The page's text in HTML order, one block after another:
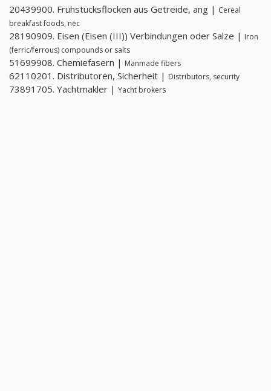
20439900. Frühstücksflocken aus Getreide, ang | Cereal
breakfast foods, nec
28190909. Eisen (Eisen (III)) Verbindungen oder Salze | Iron
(ferric/ferrous) compounds or salts
51699908. Chemiefasern | Manmade fibers
62110201. Distributoren, Sicherheit | Distributors, security
73891705. Yachtmakler | Yacht brokers